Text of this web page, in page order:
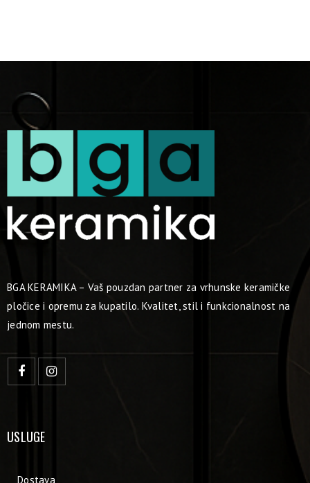
BGA KERAMIKA – Vaš pouzdan partner za vrhunske keramičke
pločice i opremu za kupatilo. Kvalitet, stil i funkcionalnost na
jednom mestu.
USLUGE
Dostava